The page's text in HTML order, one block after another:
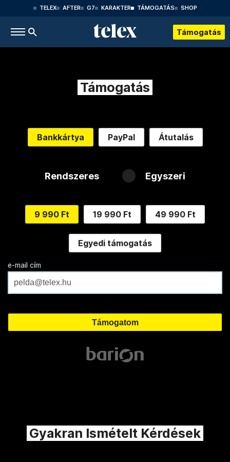
TELEX AFTER G7 KARAKTER TÁMOGATÁS SHOP
Támogatás
Támogatás
Bankkártya PayPal Átutalás
Rendszeres Egyszeri
9 990 Ft 19 990 Ft 49 990 Ft
Egyedi támogatás
e-mail cím
Gyakran Ismételt Kérdések